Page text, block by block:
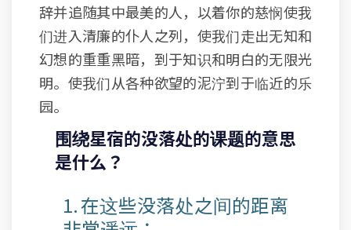
辞并追随其中最美的人，以着你的慈悯使我
们进入清廉的仆人之列，使我们走出无知和
幻想的重重黑暗，到于知识和明白的无限光
明。使我们从各种欲望的泥泞到于临近的乐
园。
围绕星宿的没落处的课题的意思
是什么？
1. 在这些没落处之间的距离